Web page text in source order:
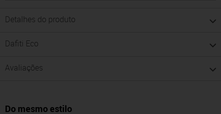
Detalhes do produto
Dafiti Eco
Avaliações
Do mesmo estilo